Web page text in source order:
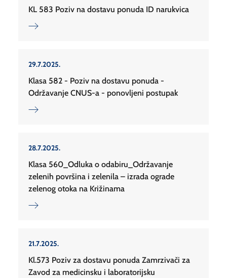
KL 583 Poziv na dostavu ponuda ID narukvica
29.7.2025.
Klasa 582 - Poziv na dostavu ponuda -
Održavanje CNUS-a - ponovljeni postupak
28.7.2025.
Klasa 560_Odluka o odabiru_Održavanje
zelenih površina i zelenila – izrada ograde
zelenog otoka na Križinama
21.7.2025.
Kl.573 Poziv za dostavu ponuda Zamrzivači za
Zavod za medicinsku i laboratorijsku